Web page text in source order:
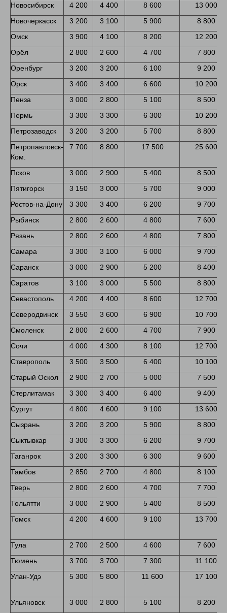
Новосибирск
4 200 4 400 8 600
13 000
Новочеркасск
3 200 3 100 5 900
8 800
Омск
3 900 4 100 8 200
12 200
Орёл
2 800 2 600 4 700
7 800
Оренбург
3 200 3 200 6 100
9 200
Орск
3 400 3 400 6 600
10 200
Пенза
3 000 2 800 5 100
8 500
Пермь
3 300 3 300 6 300
10 200
Петрозаводск
3 200 3 200 5 700
8 800
Петропавловск-
Ком.
7 700 8 800 17 500 25 600
Псков 3 000 2 900 5 400
8 500
Пятигорск
3 150 3 000 5 700
9 000
Ростов-на-Дону
3 300 3 400 6 200
9 700
Рыбинск
2 800 2 600 4 800
7 600
Рязань
2 800 2 600 4 800
7 800
Самара
3 300 3 100 6 000
9 700
Саранск
3 000 2 900 5 200
8 400
Саратов
3 100 3 000 5 500
8 800
Севастополь
4 200 4 400 8 600
12 700
Северодвинск
3 550 3 600 6 900
10 700
Смоленск
2 800 2 600 4 700
7 900
Сочи
4 000 4 300 8 100
12 700
Ставрополь
3 500 3 500 6 400
10 100
Старый Оскол
2 900 2 700 5 000
7 500
Стерлитамак
3 300 3 400 6 400
9 400
Сургут
4 800 4 600 9 100
13 600
Сызрань
3 200 3 200 5 900
8 800
Сыктывкар
3 300 3 300 6 200
9 700
Таганрок
3 200 3 300 6 300
9 600
Тамбов
2 850 2 700 4 800
8 100
Тверь
2 800 2 600 4 700
7 700
Тольятти
3 000 2 900 5 400
8 500
Томск
4 200 4 600 9 100 13 700
Тула 2 700 2 500 4 600
7 600
Тюмень
3 700 3 700 7 300
11 100
Улан-Удэ
5 300 5 800 11 600 17 100
Ульяновск 3 000 2 800 5 100
8 200